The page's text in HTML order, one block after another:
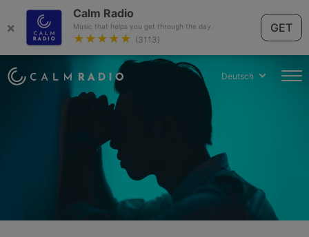
×
Calm Radio
Music that helps you get through the day.
★★★★★ (3113)
GET
Deutsch